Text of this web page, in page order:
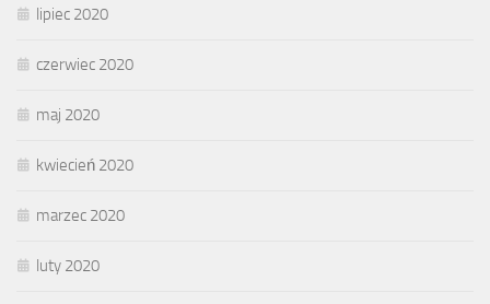
lipiec 2020
czerwiec 2020
maj 2020
kwiecień 2020
marzec 2020
luty 2020